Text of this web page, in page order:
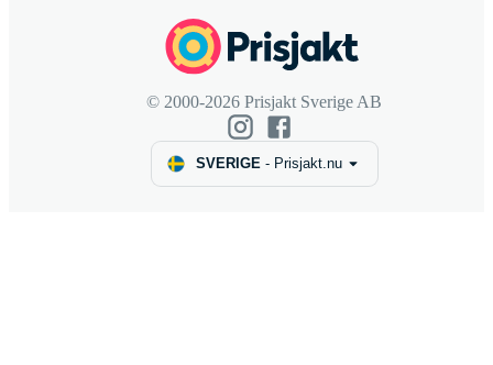
© 2000-2026 Prisjakt Sverige AB
SVERIGE- Prisjakt.nu